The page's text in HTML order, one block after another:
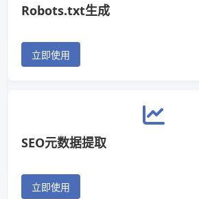
Robots.txt生成
立即使用
SEO元数据提取
立即使用